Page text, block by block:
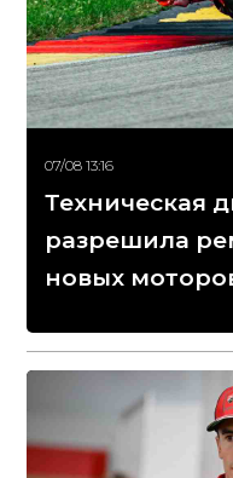
07/08 13:16
Техническая
разрешила
новых